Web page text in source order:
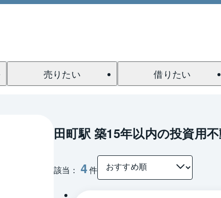
売りたい 借りたい
田町駅 築15年以内の投資用不
該当： 4件
1 / 0